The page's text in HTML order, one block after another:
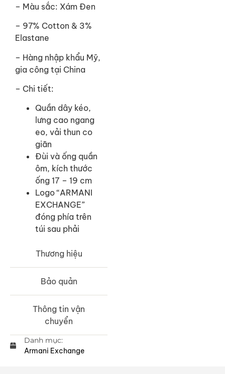
Thương hiệu
Bảo quản
Thông tin vận
chuyển
– Màu sắc: Xám Đen
– 97% Cotton & 3%
Elastane
– Hàng nhập khẩu Mỹ,
gia công tại China
– Chi tiết:
Quần dây kéo,
lưng cao ngang
eo, vải thun co
giãn
Đùi và ống quần
ôm, kích thước
ống 17 – 19 cm
Logo “ARMANI
EXCHANGE”
đóng phía trên
túi sau phải
Danh mục:
Armani Exchange